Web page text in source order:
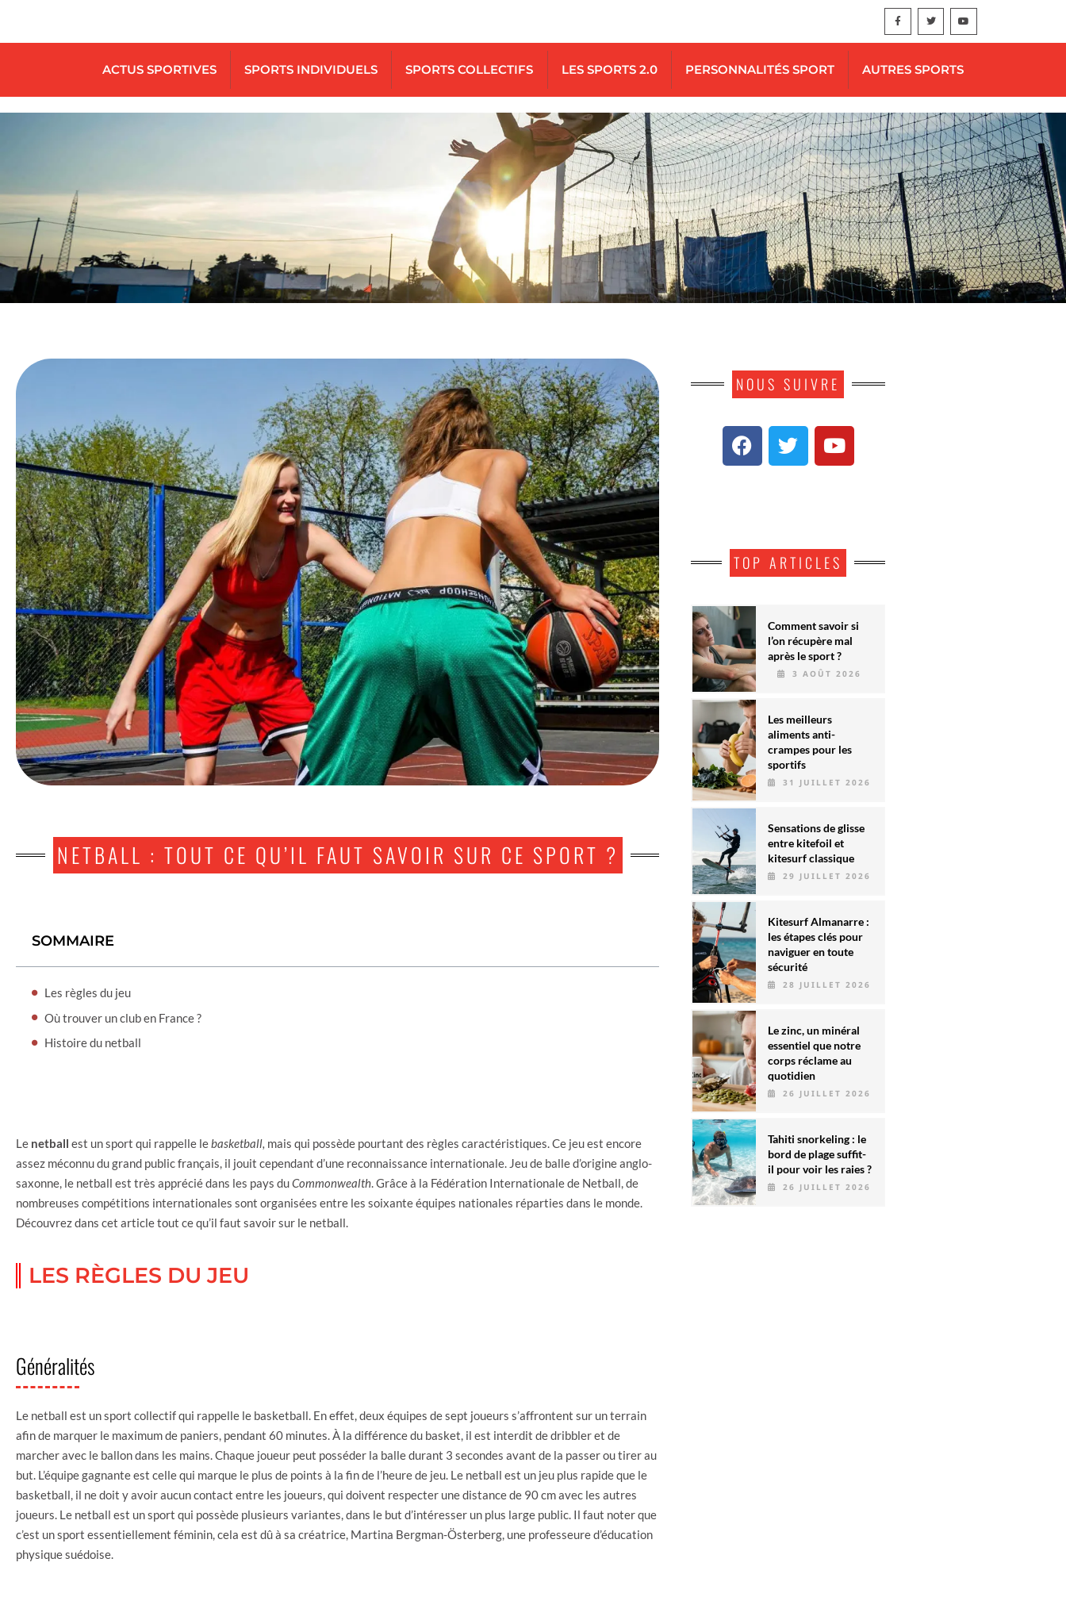
ACTUS SPORTIVES SPORTS INDIVIDUELS SPORTS COLLECTIFS LES SPORTS 2.0 PERSONNALITÉS SPORT AUTRES SPORTS
NETBALL : TOUT CE QU’IL FAUT SAVOIR SUR CE SPORT ?
SOMMAIRE
Les règles du jeu
Où trouver un club en France ?
Histoire du netball
Le netball est un sport qui rappelle lebasketball, mais qui possède pourtant des règles caractéristiques. Ce jeu est encore
assez méconnu du grand public français, il jouit cependant d’une reconnaissance internationale. Jeu de balle d’origine anglo-
saxonne, le netball est très apprécié dans les pays duCommonwealth. Grâce à la Fédération Internationale de Netball, de
nombreuses compétitions internationales sont organisées entre les soixante équipes nationales réparties dans le monde.
Découvrez dans cet article tout ce qu’il faut savoir sur le netball.
LES RÈGLES DU JEU
Généralités
Le netball est un sport collectif qui rappelle le basketball. En effet, deux équipes de sept joueurs s’affrontent sur un terrain
afin de marquer le maximum de paniers, pendant 60 minutes. À la différence du basket, il est interdit de dribbler et de
marcher avec le ballon dans les mains. Chaque joueur peut posséder la balle durant 3 secondes avant de la passer ou tirer au
but. L’équipe gagnante est celle qui marque le plus de points à la fin de l’heure de jeu. Le netball est un jeu plus rapide que le
basketball, il ne doit y avoir aucun contact entre les joueurs, qui doivent respecter une distance de 90 cm avec les autres
joueurs. Le netball est un sport qui possède plusieurs variantes, dans le but d’intéresser un plus large public. Il faut noter que
c’est un sport essentiellement féminin, cela est dû à sa créatrice, Martina Bergman-Österberg, une professeure d’éducation
physique suédoise.
NOUS SUIVRE
TOP ARTICLES
Comment savoir si
l’on récupère mal
après le sport ?
3 AOÛT 2026
Les meilleurs
aliments anti-
crampes pour les
sportifs
31 JUILLET 2026
Sensations de glisse
entre kitefoil et
kitesurf classique
29 JUILLET 2026
Kitesurf Almanarre :
les étapes clés pour
naviguer en toute
sécurité
28 JUILLET 2026
Le zinc, un minéral
essentiel que notre
corps réclame au
quotidien
26 JUILLET 2026
Tahiti snorkeling : le
bord de plage suffit-
il pour voir les raies ?
26 JUILLET 2026